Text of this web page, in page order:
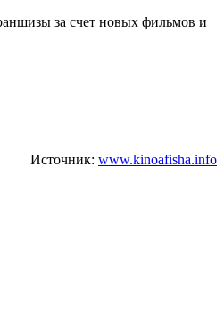
за счет новых фильмов и
Источник: www.kinoafisha.info